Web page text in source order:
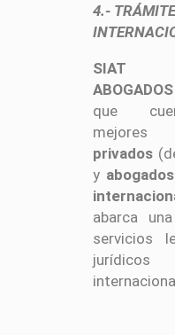
4.-
SIAT
ABOGADOS
que
privados
y abogados
abarca
servicios